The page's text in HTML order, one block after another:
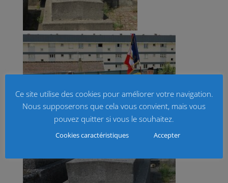
Ce site utilise des cookies pour améliorer votre navigation.
Nous supposerons que cela vous convient, mais vous
pouvez quitter si vous le souhaitez.
Cookies caractéristiques Accepter